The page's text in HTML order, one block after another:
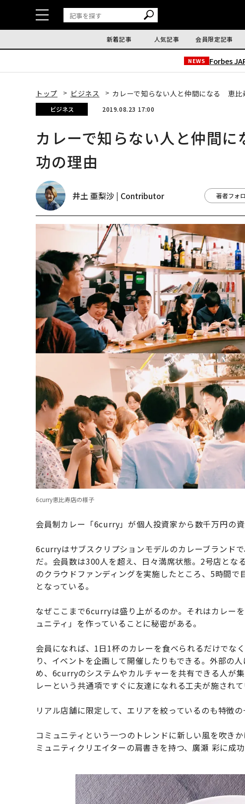
新着記事 人気記事 会員限定記事
NEWS Forbes
トップ ビジネス カレーで知らない人と仲間になる 恵
ビジネス 2019.08.23 17:00
カレーで知らない人と仲間
功の理由
井土 亜梨沙 | Contributor 著者フォ
6curry恵比寿店の様子
会員制カレー「6curry」が個人投資家から数千万円の
6curryはサブスクリプションモデルのカレーブランド
だ。会員数は300人を超え、日々満席状態。2号店とな
のクラウドファンディングを実施したところ、5時間
となっている。
なぜここまで6curryは盛り上がるのか。それはカレー
ュニティ」を作っていることに秘密がある。
会員になれば、1日1杯のカレーを食べられるだけでな
り、イベントを企画して開催したりもできる。外部の
め、6curryのシステムやカルチャーを共有できる人が
レーという共通項ですぐに友達になれる工夫が施されて
リアル店舗に限定して、エリアを絞っているのも特徴
コミュニティという一つのトレンドに新しい風を吹き
ミュニティクリエイターの肩書きを持つ、廣瀬 彩に成功